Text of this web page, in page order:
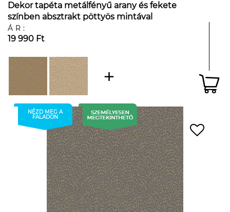
Dekor tapéta metálfényű arany és fekete
színben absztrakt pöttyös mintával
ÁR:
19 990 Ft
NÉZD MEG A
FALADON